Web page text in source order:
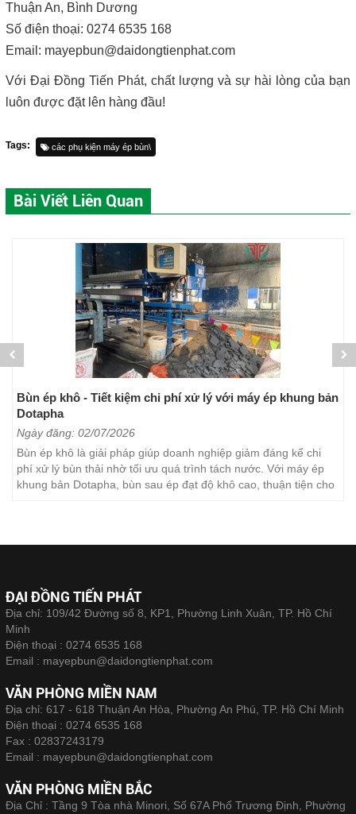
Thuận An, Bình Dương
Số điện thoại: 0274 6535 168
Email: mayepbun@daidongtienphat.com
Với Đại Đồng Tiến Phát, chất lượng và sự hài lòng của bạn
luôn được đặt lên hàng đầu!
Tags: các phụ kiện máy ép bùn\
Bài Viết Liên Quan
Bùn ép khô - Tiết kiệm chi phí xử lý với máy ép khung bản
Dotapha
Ngày đăng: 02/07/2026
Bùn ép khô là giải pháp giúp doanh nghiệp giảm đáng kể chi
phí xử lý bùn thải nhờ tối ưu quá trình tách nước. Với máy ép
khung bản Dotapha, bùn sau ép đạt độ khô cao, thuận tiện cho
ĐẠI ĐỒNG TIẾN PHÁT
Địa chỉ: 109/42 Đường số 8, KP1, Phường Linh Xuân, TP. Hồ Chí
Minh
Điện thoại : 0274 6535 168
Email : mayepbun@daidongtienphat.com
VĂN PHÒNG MIỀN NAM
Địa chỉ: 617 - 618 Thuận An Hòa, Phường An Phú, TP. Hồ Chí Minh
Điện thoại : 0274 6535 168
Fax : 02837243179
Email : mayepbun@daidongtienphat.com
VĂN PHÒNG MIỀN BẮC
Địa Chỉ : Tầng 9 Tòa nhà Minori, Số 67A Phố Trương Định, Phường